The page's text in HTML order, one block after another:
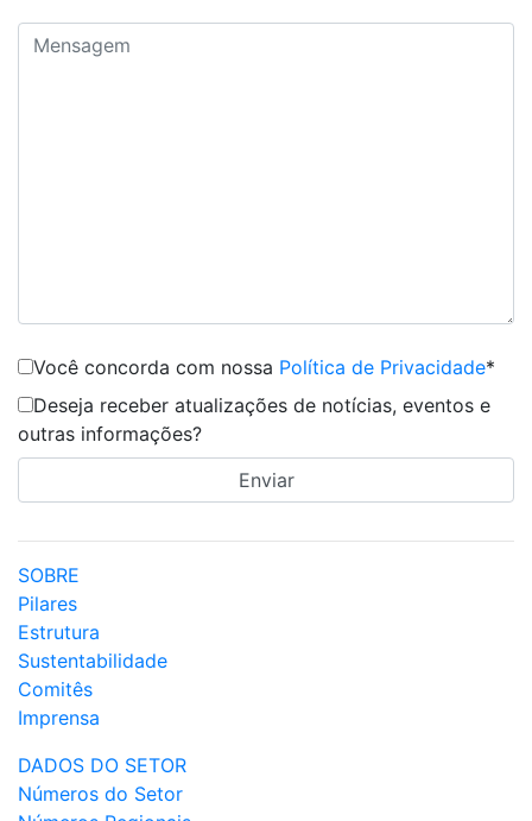
Você concorda com nossa Política de Privacidade*
Deseja receber atualizações de notícias, eventos e
outras informações?
SOBRE
Pilares
Estrutura
Sustentabilidade
Comitês
Imprensa
DADOS DO SETOR
Números do Setor